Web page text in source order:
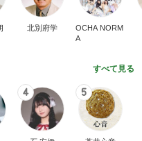
A
すべて見る
4 5